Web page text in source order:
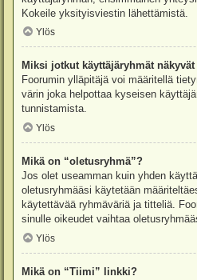
Kokeile yksityisviestin lähettämistä.
Ylös
Miksi jotkut käyttäjäryhmät
Foorumin ylläpitäjä voi määritellä
värin joka helpottaa kyseisen
tunnistamista.
Ylös
Mikä on “oletusryhmä”?
Jos olet useamman kuin yhden
oletusryhmääsi käytetään
käytettävää ryhmäväriä ja titteliä.
sinulle oikeudet vaihtaa
Ylös
Mikä on “Tiimi” linkki?